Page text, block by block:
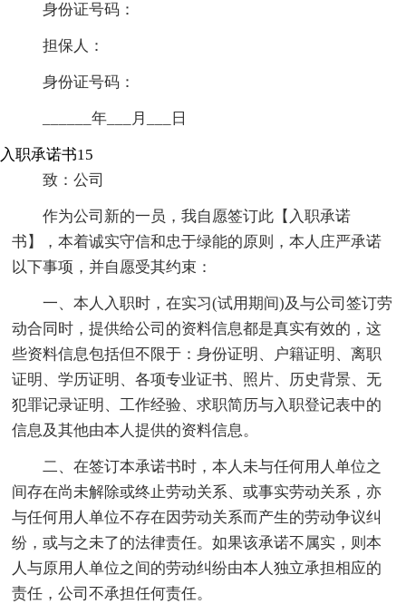
身份证号码：
担保人：
身份证号码：
______年___月___日
入职承诺书15
致：公司
作为公司新的一员，我自愿签订此【入职承诺
书】，本着诚实守信和忠于绿能的原则，本人庄严承诺
以下事项，并自愿受其约束：
一、本人入职时，在实习(试用期间)及与公司签订劳
动合同时，提供给公司的资料信息都是真实有效的，这
些资料信息包括但不限于：身份证明、户籍证明、离职
证明、学历证明、各项专业证书、照片、历史背景、无
犯罪记录证明、工作经验、求职简历与入职登记表中的
信息及其他由本人提供的资料信息。
二、在签订本承诺书时，本人未与任何用人单位之
间存在尚未解除或终止劳动关系、或事实劳动关系，亦
与任何用人单位不存在因劳动关系而产生的劳动争议纠
纷，或与之未了的法律责任。如果该承诺不属实，则本
人与原用人单位之间的劳动纠纷由本人独立承担相应的
责任，公司不承担任何责任。